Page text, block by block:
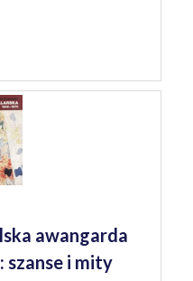
awangarda
szanse i mity